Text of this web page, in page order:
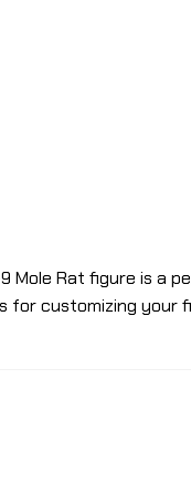
9 Mole Rat figure is
customizing your